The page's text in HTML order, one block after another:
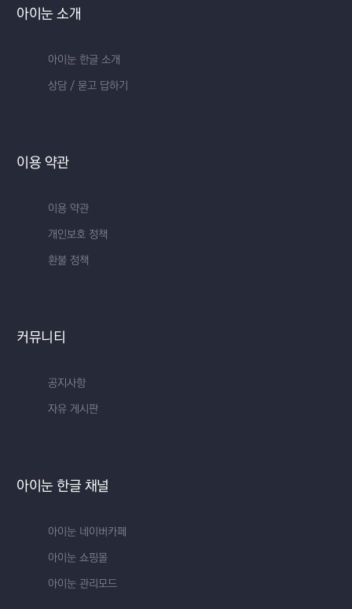
아이눈 소개
아이눈 한글 소개
상담 / 묻고 답하기
이용 약관
이용 약관
개인보호 정책
환불 정책
커뮤니티
공지사항
자유 게시판
아이눈 한글 채널
아이눈 네이버카페
아이눈 쇼핑몰
아이눈 관리모드